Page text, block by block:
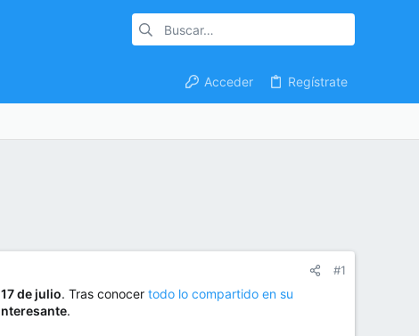
Acceder Regístrate
#1
de julio. Tras conocer todo lo compartido en su
.